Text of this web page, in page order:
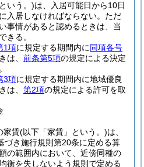
いう。)は、入居可能日から10日
入居しなければならない。 ただ
事情があると認めるときは、当
きる。
1項に規定する期間内に同項各号
は、 前条第5項の規定による決定
3項に規定する期間内に地域優良
は、 第2項の規定による許可を取
家賃(以下「家賃」という。)は、
づき施行規則第20条に定める算
の範囲内において、近傍同種の
衡を失しないよう規則で定める